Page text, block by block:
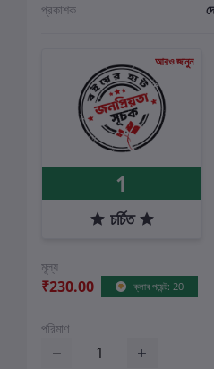
প্রকাশক
আরও জানুন
1
চর্চিত
মূল্য
₹230.00 ক্লাব পয়েন্ট: 20
পরিমাণ